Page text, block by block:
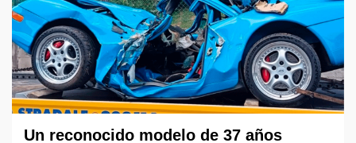
Un reconocido modelo de 37 años